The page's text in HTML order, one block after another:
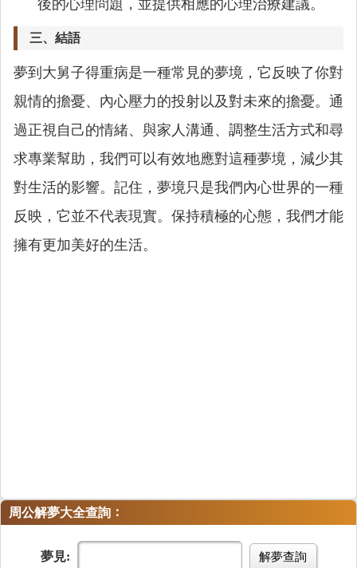
後的心理問題，並提供相應的心理治療建議。
三、結語
夢到大舅子得重病是一種常見的夢境，它反映了你對
親情的擔憂、內心壓力的投射以及對未來的擔憂。通
過正視自己的情緒、與家人溝通、調整生活方式和尋
求專業幫助，我們可以有效地應對這種夢境，減少其
對生活的影響。記住，夢境只是我們內心世界的一種
反映，它並不代表現實。保持積極的心態，我們才能
擁有更加美好的生活。
周公解夢大全查詢 ：
夢見: 解夢查詢